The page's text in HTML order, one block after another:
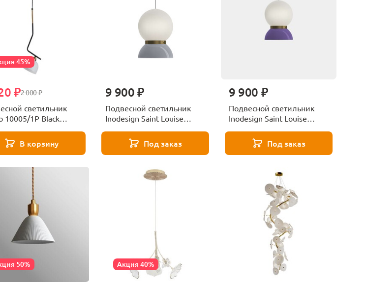
45%
2 000 ₽
₽
светильник
10005/1P Black
В корзину
9 900 ₽
Подвесной светильник
Inodesign Saint Louise
Под заказ
9 900 ₽
Подвесной светильник
Inodesign Saint Louise
Под заказ
50% Акция 40%